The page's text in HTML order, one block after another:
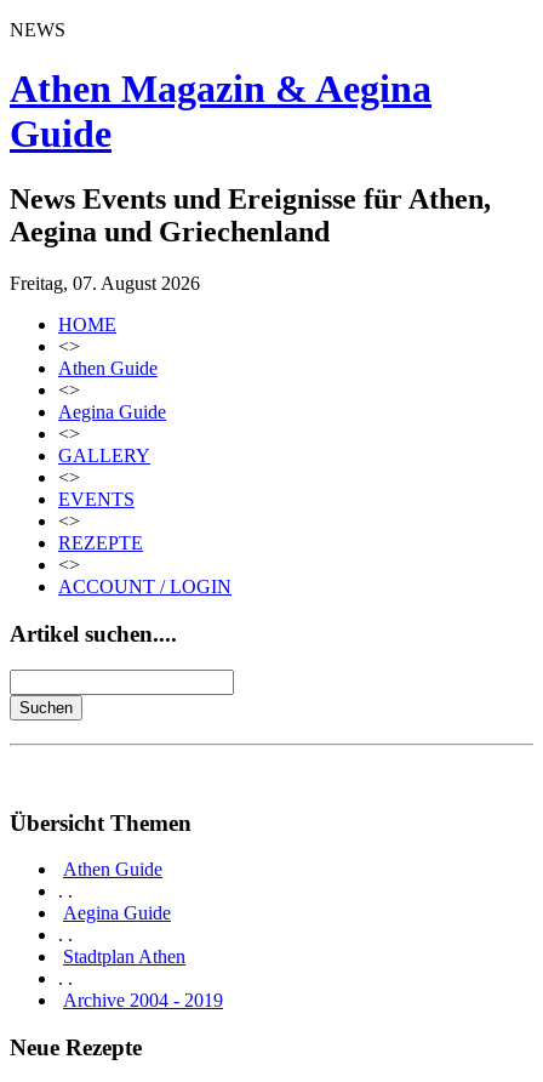
NEWS
Athen Magazin & Aegina
Guide
News Events und Ereignisse für Athen,
Aegina und Griechenland
Freitag, 07. August 2026
HOME
<>
Athen Guide
<>
Aegina Guide
<>
GALLERY
<>
EVENTS
<>
REZEPTE
<>
ACCOUNT / LOGIN
Artikel suchen....
Übersicht Themen
Athen Guide
. .
Aegina Guide
. .
Stadtplan Athen
. .
Archive 2004 - 2019
Neue Rezepte